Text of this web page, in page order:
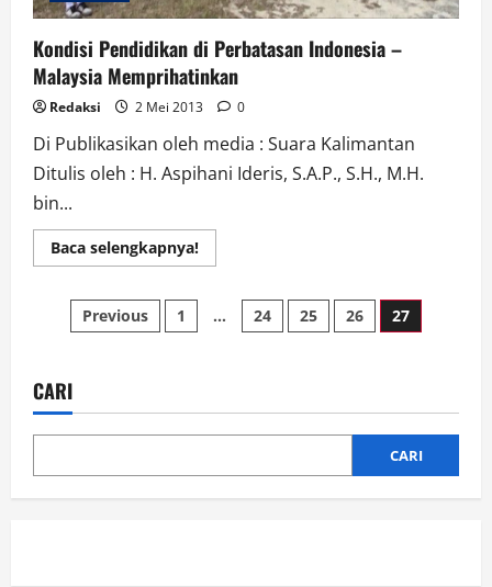
Kondisi Pendidikan di Perbatasan Indonesia –
Malaysia Memprihatinkan
Redaksi 2 Mei 2013 0
Di Publikasikan oleh media : Suara Kalimantan
Ditulis oleh : H. Aspihani Ideris, S.A.P., S.H., M.H.
bin...
Baca selengkapnya!Read
more
Pendidikan
Perbatasan
Paginasi
Previous 1 … 24 25 26 27
CARI
CARI